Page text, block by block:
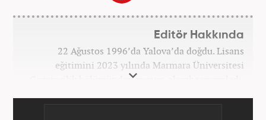
Editör Hakkında
22 Ağustos 1996’da Yalova’da doğdu. Lisans
eğitimini 2023 yılında Marmara Üniversitesi
Gazetecilik bölümünden mezun olarak tamamladı.